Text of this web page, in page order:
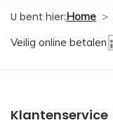
U bent hier:Home >
Veilig online betalen
Klantenservice